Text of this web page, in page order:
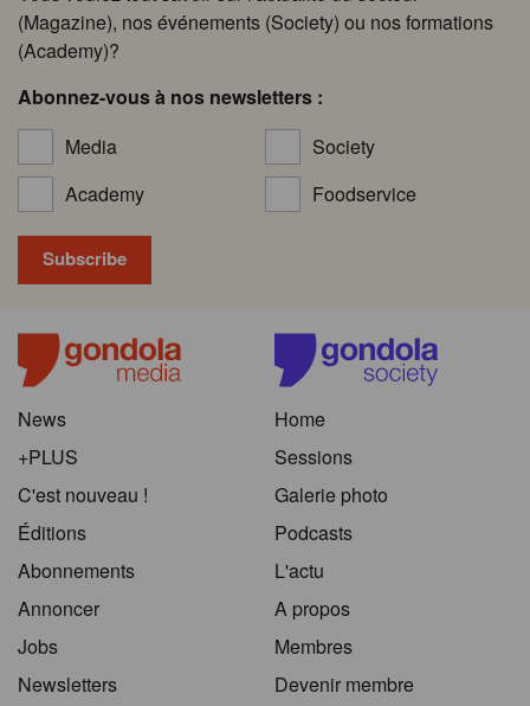
(Magazine), nos événements (Society) ou nos formations
(Academy)?
Abonnez-vous à nos newsletters :
Media
Society
Academy
Foodservice
News
+PLUS
C'est nouveau !
Éditions
Abonnements
Annoncer
Jobs
Newsletters
Home
Sessions
Galerie photo
Podcasts
L'actu
A propos
Membres
Devenir membre